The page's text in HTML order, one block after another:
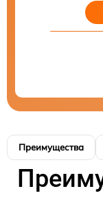
Преимущества